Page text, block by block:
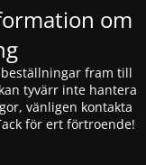
om
fram till
tyvärr inte hantera
vänligen kontakta
för ert förtroende!